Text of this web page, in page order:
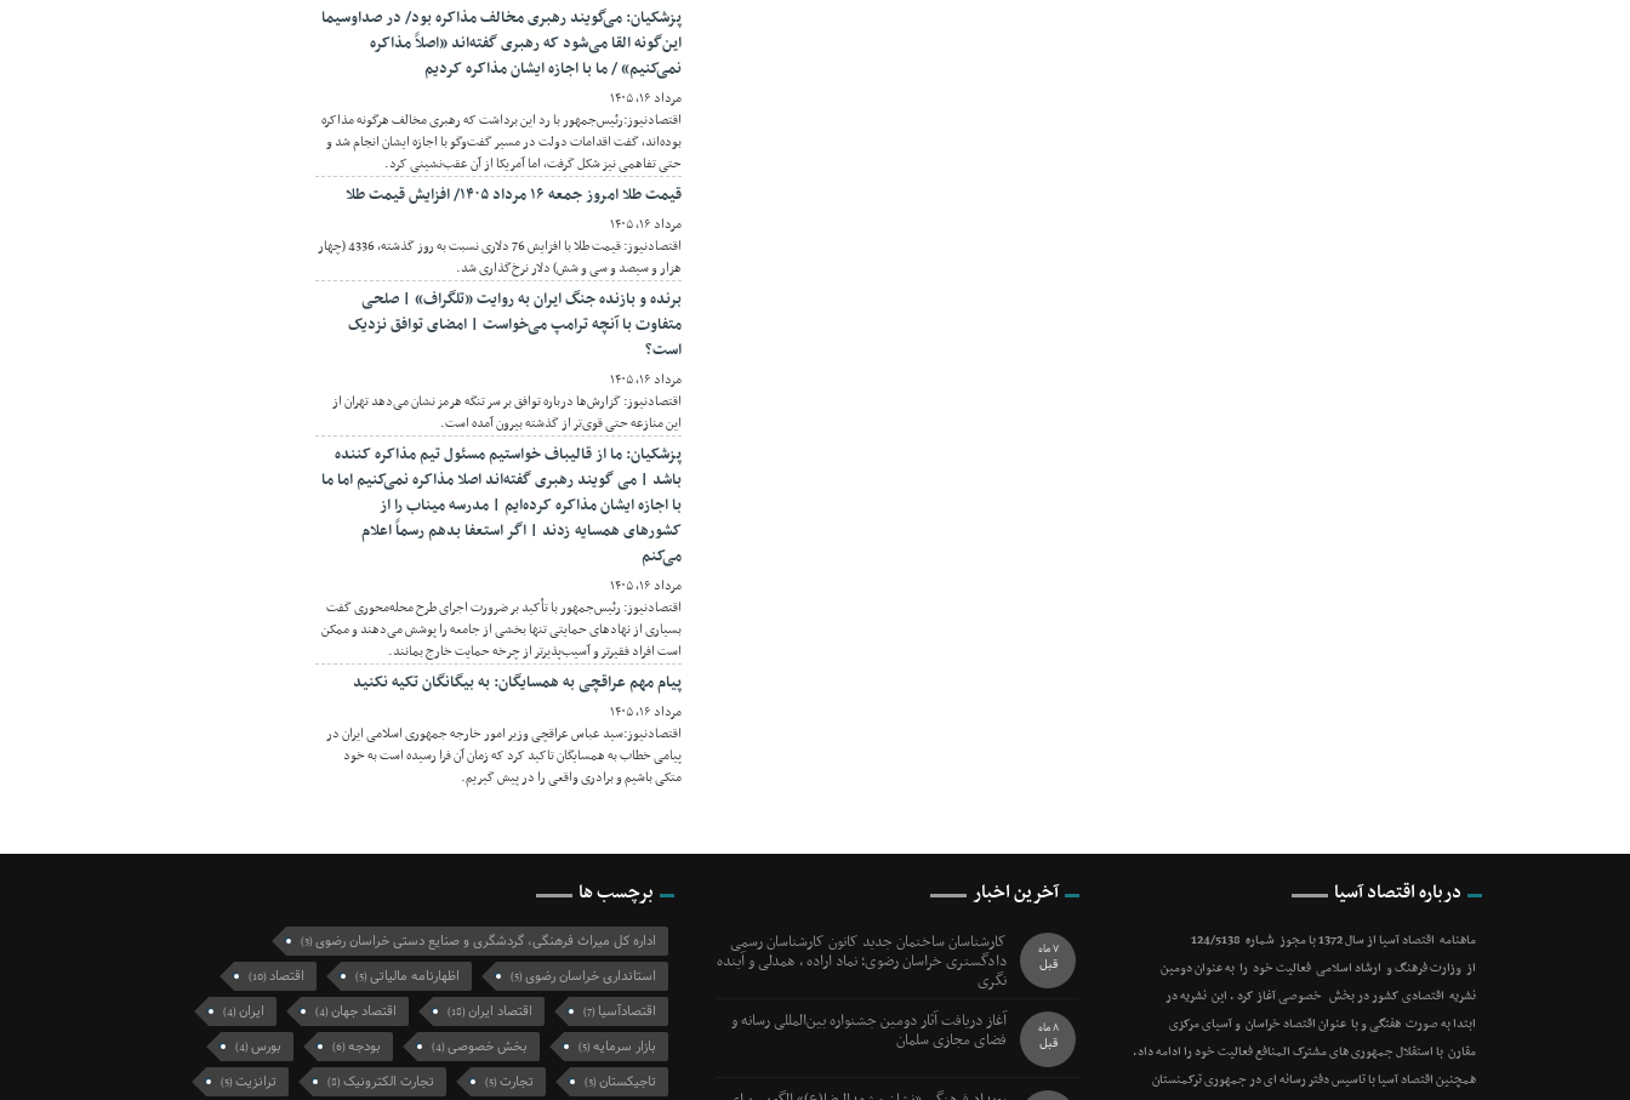
پزشکیان: می‌گویند رهبری مخالف مذاکره بود/ در صداوسیما
این‌گونه القا می‌شود که رهبری گفته‌اند «اصلاً مذاکره
نمی‌کنیم» / ما با اجازه ایشان مذاکره کردیم
مرداد ۱۶, ۱۴۰۵
اقتصادنیوز:رئیس‌جمهور با رد این برداشت که رهبری مخالف هرگونه مذاکره
بوده‌اند، گفت اقدامات دولت در مسیر گفت‌وگو با اجازه ایشان انجام شد و
حتی تفاهمی نیز شکل گرفت، اما آمریکا از آن عقب‌نشینی کرد.
قیمت طلا امروز جمعه ۱۶ مرداد ۱۴۰۵/ افزایش قیمت طلا
مرداد ۱۶, ۱۴۰۵
اقتصادنیوز: قیمت طلا با افزایش 76 دلاری نسبت به روز گذشته، 4336 (چهار
هزار و سیصد و سی و شش) دلار نرخ‌گذاری شد.
برنده و بازنده جنگ ایران به روایت «تلگراف» | صلحی
متفاوت با آنچه ترامپ می‌خواست | امضای توافق نزدیک
است؟
مرداد ۱۶, ۱۴۰۵
اقتصادنیوز: گزارش‌ها درباره توافق بر سر تنگه هرمز نشان می‌دهد تهران از
این منازعه حتی قوی‌تر از گذشته بیرون آمده است.
پزشکیان: ما از قالیباف خواستیم مسئول تیم مذاکره کننده
باشد | می گویند رهبری گفته‌اند اصلا مذاکره نمی‌کنیم اما ما
با اجازه ایشان مذاکره کرده‌ایم | مدرسه میناب را از
کشورهای همسایه زدند | اگر استعفا بدهم رسماً اعلام
می‌کنم
مرداد ۱۶, ۱۴۰۵
اقتصادنیوز: رئیس‌جمهور با تأکید بر ضرورت اجرای طرح محله‌محوری گفت
بسیاری از نهادهای حمایتی تنها بخشی از جامعه را پوشش می‌دهند و ممکن
است افراد فقیرتر و آسیب‌پذیرتر از چرخه حمایت خارج بمانند.
پیام مهم عراقچی به همسایگان: به بیگانگان تکیه نکنید
مرداد ۱۶, ۱۴۰۵
اقتصادنیوز:سید عباس عراقچی وزیر امور خارجه جمهوری اسلامی ایران در
پیامی خطاب به همسایگان تاکید کرد که زمان آن فرا رسیده است به خود
متکی باشیم و برادری واقعی را در پیش گیریم.
درباره اقتصاد آسیا
ماهنامه اقتصاد آسیا از سال 1372 با مجوز شماره 124/5138
از وزارت فرهنگ و ارشاد اسلامی فعالیت خود را به عنوان دومین
نشریه اقتصادی کشور در بخش خصوصی آغاز کرد . این نشریه در
ابتدا به صورت هفتگی و با عنوان اقتصاد خراسان و آسیای مرکزی
مقارن با استقلال جمهوری های مشترک المنافع فعالیت خود را ادامه داد.
همچنین اقتصاد آسیا با تاسیس دفتر رسانه ای در جمهوری ترکمنستان
آخرین اخبار
کارشناسان ساختمان جدید کانون کارشناسان رسمی
دادگستری خراسان رضوی؛ نماد اراده ، همدلی و آینده
نگری
7 ماه
قبل
آغاز دریافت آثار دومین جشنواره بین‌المللی رسانه و
فضای مجازی سلمان 8 ماه
قبل
برچسب ها
اداره کل میراث فرهنگی، گردشگری و صنایع دستی خراسان رضوی(3)
استانداری خراسان رضوی(5) اظهارنامه مالیاتی(5) اقتصاد(10)
اقتصادآسیا (7) اقتصاد ایران(18) اقتصاد جهان(4) ایران(4)
بازار سرمایه(5) بخش خصوصی(4) بودجه(6) بورس(4)
تاجیکستان(3) تجارت(5) تجارت الکترونیک(8) ترانزیت(5)